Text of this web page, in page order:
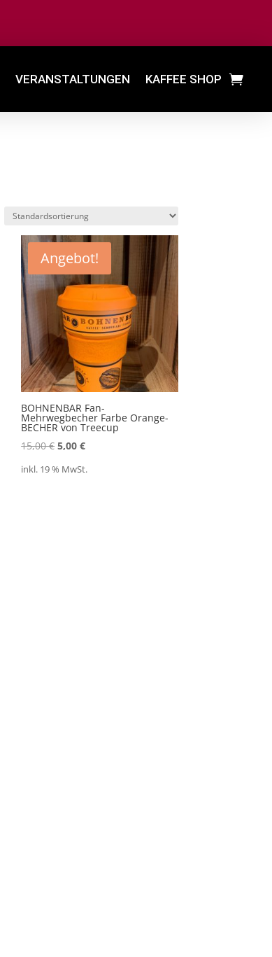
VERANSTALTUNGEN KAFFEE SHOP
Angebot!
BOHNENBAR Fan-
Mehrwegbecher Farbe Orange-
BECHER von Treecup
15,00€ Ursprünglicher
5,00€Aktueller
inkl. 19 % MwSt.